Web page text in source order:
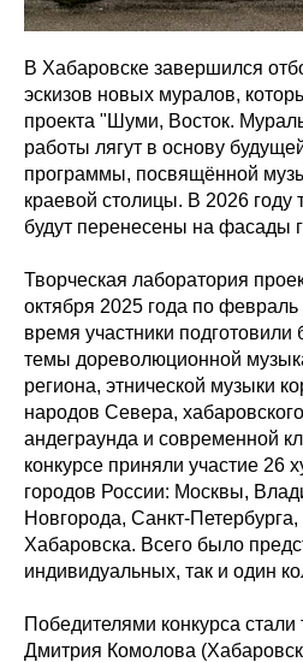
В Хабаровске завершился
эскизов новых муралов,
проекта "Шуми, Восток.
работы лягут в основу
программы, посвящённой
краевой столицы. В 2026 году
будут перенесены на фасады
Творческая лаборатория
октября 2025 года по февраль
время участники подготовили
темы дореволюционной
региона, этнической музыки
народов Севера,
андеграунда и современной
конкурсе приняли участие 26
городов России: Москвы,
Новгорода, Санкт-
Хабаровска. Всего было
индивидуальных, так и один
Победителями конкурса стали
Дмитрия Комолова